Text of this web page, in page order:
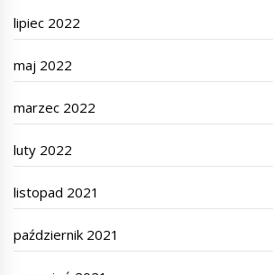
lipiec 2022
maj 2022
marzec 2022
luty 2022
listopad 2021
październik 2021